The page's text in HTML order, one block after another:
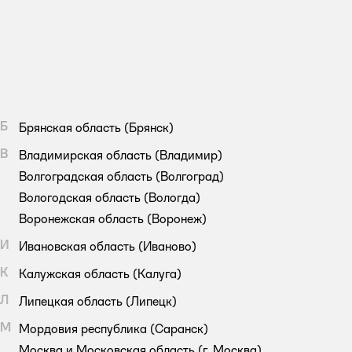
Б Брянская область (Брянск)
В
Владимирская область (Владимир)
Волгоградская область (Волгоград)
Вологодская область (Вологда)
Воронежская область (Воронеж)
И
Ивановская область (Иваново)
К
Калужская область (Калуга)
Л
Липецкая область (Липецк)
М
Мордовия республика (Саранск)